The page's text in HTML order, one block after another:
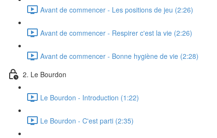
Avant de commencer - Les positions de jeu (2:26)
Avant de commencer - Respirer c'est la vie (2:26)
Avant de commencer - Bonne hygiène de vie (2:28)
2. Le Bourdon
Le Bourdon - Introduction (1:22)
Le Bourdon - C'est parti (2:35)